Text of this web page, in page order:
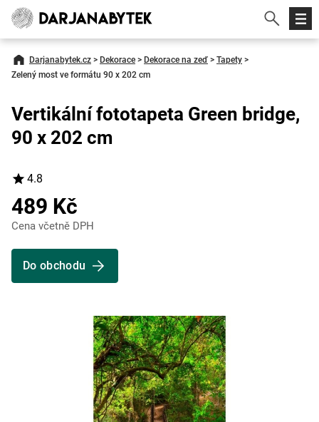
Darjanabytek.cz > Dekorace > Dekorace na zeď > Tapety >
Zelený most ve formátu 90 x 202 cm
Vertikální fototapeta Green bridge,
90 x 202 cm
4.8
489 Kč
Cena včetně DPH
Do obchodu